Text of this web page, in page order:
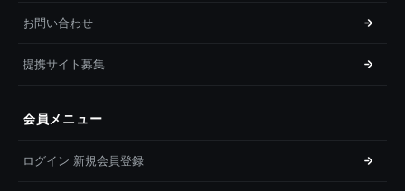
お問い合わせ
提携サイト募集
会員メニュー
ログイン 新規会員登録